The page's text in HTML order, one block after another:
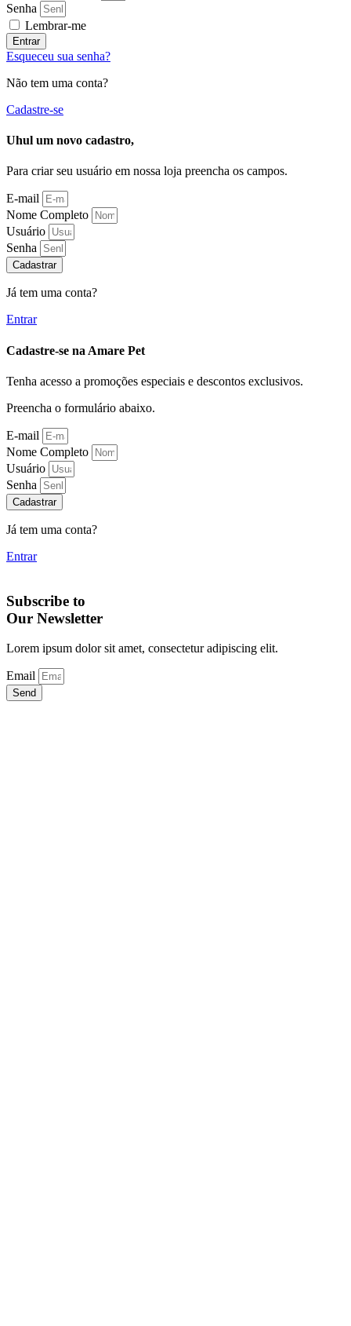
Senha
Lembrar-me
Entrar
Esqueceu sua senha?
Não tem uma conta?
Cadastre-se
Uhul um novo cadastro,
Para criar seu usuário em nossa loja preencha os campos.
E-mail
Nome Completo
Usuário
Senha
Cadastrar
Já tem uma conta?
Entrar
Cadastre-se na Amare Pet
Tenha acesso a promoções especiais e descontos exclusivos.
Preencha o formulário abaixo.
E-mail
Nome Completo
Usuário
Senha
Cadastrar
Já tem uma conta?
Entrar
Subscribe to
Our Newsletter
Lorem ipsum dolor sit amet, consectetur adipiscing elit.
Email
Send